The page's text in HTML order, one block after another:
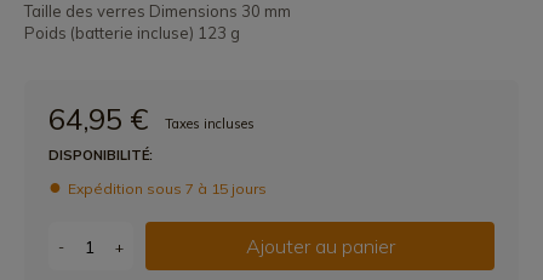
Taille des verres Dimensions 30 mm
Poids (batterie incluse) 123 g
64,95 €
Taxes incluses
DISPONIBILITÉ:
Expédition sous 7 à 15 jours
- + Ajouter au panier